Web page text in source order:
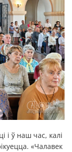
і ў наш час, калі
«Чалавек